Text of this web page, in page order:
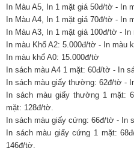
In Màu A5, In 1 mặt giá 50đ/tờ - In
In Màu A4, In 1 mặt giá 70đ/tờ - In
In Màu A3, In 1 mặt giá 100đ/tờ -
In màu Khổ A2: 5.000đ/tờ - In màu
In màu khổ A0: 15.000đ/tờ
In sách màu A4 1 mặt: 60đ/tờ - In
In sách màu giấy thường: 62đ/tờ -
In sách màu giấy thường 1 mặt:
mặt: 128đ/tờ.
In sách màu giấy cứng: 66đ/tờ - In
In sách màu giấy cứng 1 mặt:
146đ/tờ.